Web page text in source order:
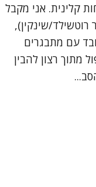
קלינית. אני מקבל
רוטשילד/שינקין),
עם מתבגרים
מתוך רצון להבין